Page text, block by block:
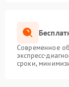
Современное
экспресс-
сроки,